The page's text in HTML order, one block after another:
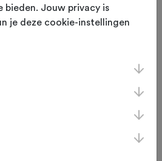
bieden. Jouw privacy is
je deze cookie-instellingen